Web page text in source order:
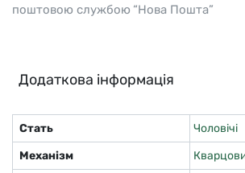
поштовою службою “Нова Пошта”
Додаткова інформація
Стать
Чоловічі
Механізм